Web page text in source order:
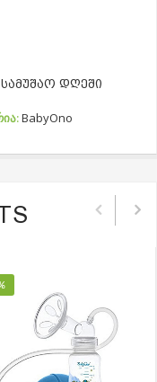
სამუშაო დღეში
BabyOno